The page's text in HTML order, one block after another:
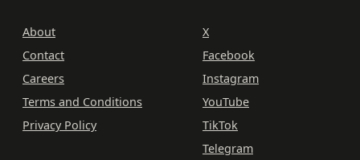
About
Contact
Careers
Terms and Conditions
Privacy Policy
X
Facebook
Instagram
YouTube
TikTok
Telegram